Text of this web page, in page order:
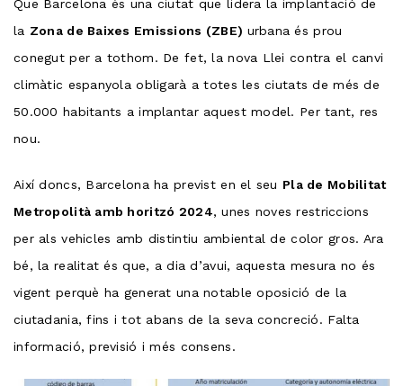
Que Barcelona és una ciutat que lidera la implantació de
la Zona de Baixes Emissions (ZBE) urbana és prou
conegut per a tothom. De fet, la nova Llei contra el canvi
climàtic espanyola obligarà a totes les ciutats de més de
50.000 habitants a implantar aquest model. Per tant, res
nou.
Així doncs, Barcelona ha previst en el seu Pla de Mobilitat
Metropolità amb horitzó 2024, unes noves restriccions
per als vehicles amb distintiu ambiental de color gros. Ara
bé, la realitat és que, a dia d’avui, aquesta mesura no és
vigent perquè ha generat una notable oposició de la
ciutadania, fins i tot abans de la seva concreció. Falta
informació, previsió i més consens.